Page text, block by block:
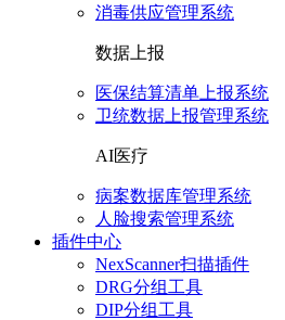
消毒供应管理系统
数据上报
医保结算清单上报系统
卫统数据上报管理系统
AI医疗
病案数据库管理系统
人脸搜索管理系统
插件中心
NexScanner扫描插件
DRG分组工具
DIP分组工具